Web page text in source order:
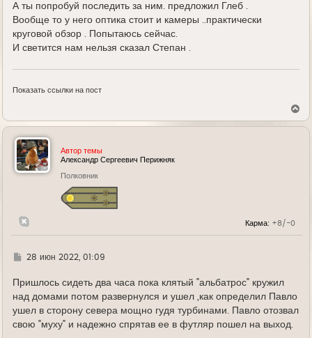
А ты попробуй последить за ним. предложил Глеб .
Вообще то у него оптика стоит и камеры ..практически
круговой обзор . Попытаюсь сейчас.
И светится нам нельзя сказал Степан .
Показать ссылки на пост
р
а
Автор темы
Александр Сергеевич Перижняк
Полковник
Карма: +8/-0
Г28 июн 2022, 01:09
Пришлось сидеть два часа пока клятый "альбатрос" кружил
над домами потом развернулся и ушел ,как определил Павло
ушел в сторону севера мощно гудя турбинами. Павло отозвал
свою "муху" и надежно спрятав ее в футляр пошел на выход.